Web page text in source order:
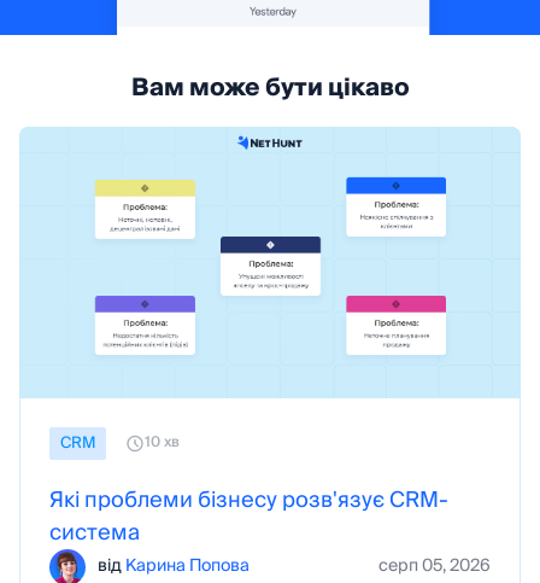
Вам може бути цікаво
CRM 10 хв
Які проблеми бізнесу розв'язує CRM-
система
відКарина Попова серп 05, 2026